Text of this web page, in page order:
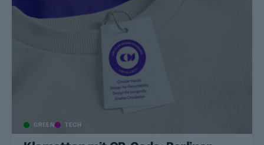
GREEN TECH